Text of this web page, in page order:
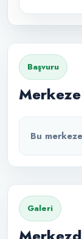
Başvuru
Bu
Galeri